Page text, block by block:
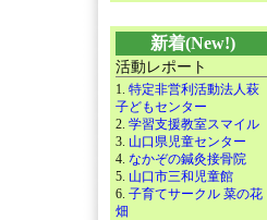
新着(New!)
活動レポート
1. 特定非営利活動法人萩
子どもセンター
2. 学習支援教室スマイル
3. 山口県児童センター
4. なかぞの鍼灸接骨院
5. 山口市三和児童館
6. 子育てサークル 菜の花
畑